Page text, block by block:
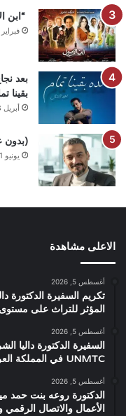
“ابن
فبراير 6, 2026
بعد
بقينا
أبريل 8, 2026
(بدون
يونيو 21, 2026
الاعلى مشاهدة
أغسطس 5, 2026
تكريم السفيرة الدكتورة
المؤثر للتراث على مستوى
أغسطس 5, 2026
السفيرة الدكتورة داليا
UNMTC في المملكة العربية السعودية
أغسطس 5, 2026
الدكتورة روعه بنت حمد
الأعمال والاتصال الرقمي